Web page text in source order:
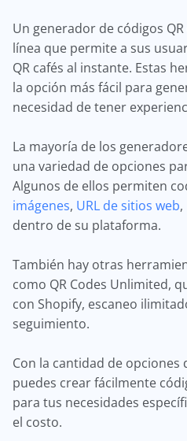
Un generador de códigos
línea que permite a sus
QR cafés al instante. Estas
la opción más fácil para
necesidad de tener
La mayoría de los
una variedad de opciones
Algunos de ellos permiten
imágenes, URL de sitios web
dentro de su plataforma.
También hay otras
como QR Codes Unlimited,
con Shopify, escaneo
seguimiento.
Con la cantidad de opciones
puedes crear fácilmente
para tus necesidades
el costo.